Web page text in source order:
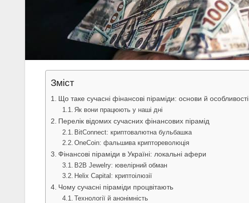
Зміст
Що таке сучасні фінансові піраміди: основи й особливості
Як вони працюють у наші дні
Перелік відомих сучасних фінансових пірамід
BitConnect: криптовалютна бульбашка
OneCoin: фальшива криптореволюція
Фінансові піраміди в Україні: локальні афери
B2B Jewelry: ювелірний обман
Helix Capital: криптоілюзії
Чому сучасні піраміди процвітають
Технології й анонімність